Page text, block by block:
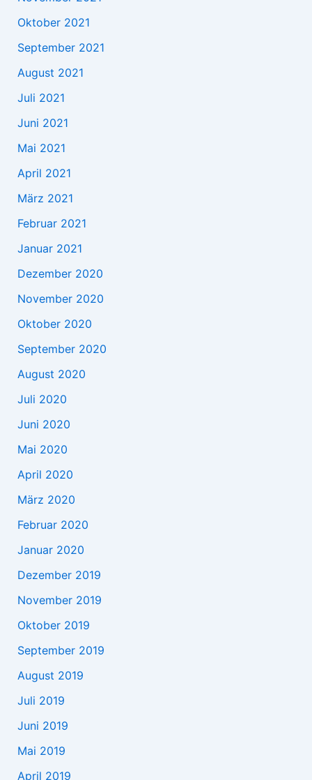
Oktober 2021
September 2021
August 2021
Juli 2021
Juni 2021
Mai 2021
April 2021
März 2021
Februar 2021
Januar 2021
Dezember 2020
November 2020
Oktober 2020
September 2020
August 2020
Juli 2020
Juni 2020
Mai 2020
April 2020
März 2020
Februar 2020
Januar 2020
Dezember 2019
November 2019
Oktober 2019
September 2019
August 2019
Juli 2019
Juni 2019
Mai 2019
April 2019